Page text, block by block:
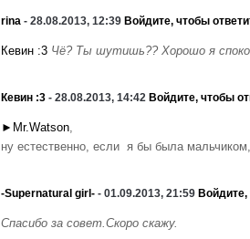
rina - 28.08.2013, 12:39 Войдите, чтобы
Кевин :3 Чё? Ты шутишь?? Хорошо я
Кевин :3 - 28.08.2013, 14:42 Войдите, чтобы
►Mr.Watson,
ну естественно, если я бы была
-Supernatural girl- - 01.09.2013, 21:59 Войдите,
Спасибо за совет.Скоро скажу.